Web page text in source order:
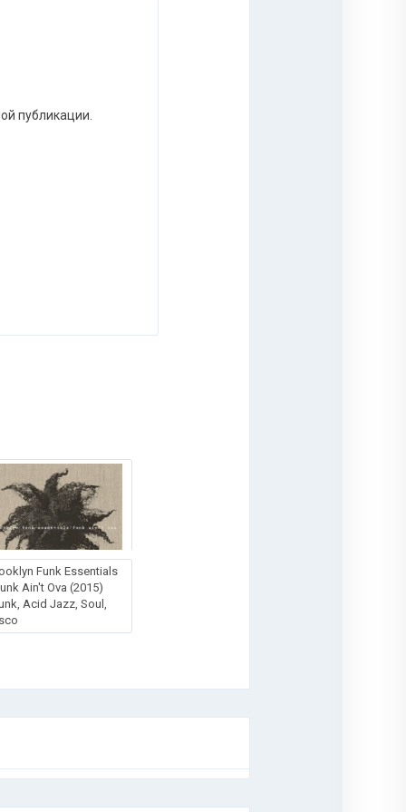
публикации.
Funk Essentials
Ain't Ova (2015)
Acid Jazz, Soul,